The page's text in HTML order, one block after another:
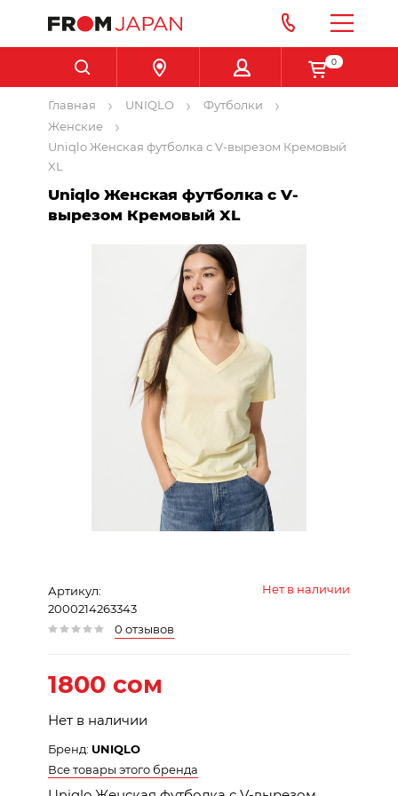
0
Главная UNIQLO
Футболки
Женские
Uniqlo Женская футболка с V-вырезом Кремовый
XL
Uniqlo Женская футболка с V-
вырезом Кремовый XL
Артикул:
2000214263343
Нет в наличии
0 отзывов
1800 сом
Нет в наличии
Бренд: UNIQLO
Все товары этого бренда